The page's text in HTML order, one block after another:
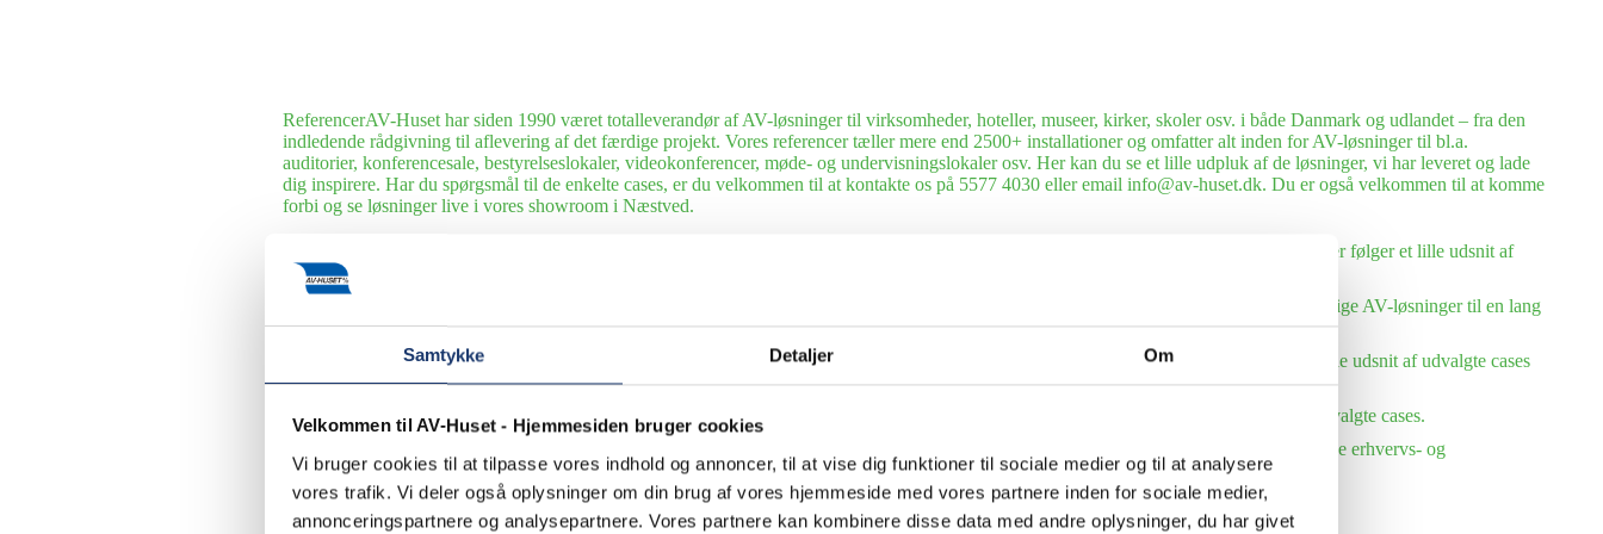
Samtykke Detaljer Om
Velkommen til AV-Huset - Hjemmesiden bruger cookies
Vi bruger cookies til at tilpasse vores indhold og annoncer, til at vise dig funktioner til sociale medier og til at analysere
vores trafik. Vi deler også oplysninger om din brug af vores hjemmeside med vores partnere inden for sociale medier,
annonceringspartnere og analysepartnere. Vores partnere kan kombinere disse data med andre oplysninger, du har givet
ReferencerAV-Huset har siden 1990 været totalleverandør af AV-løsninger til virksomheder, hoteller, museer, kirker, skoler osv. i både Danmark og udlandet – fra den
indledende rådgivning til aflevering af det færdige projekt. Vores referencer tæller mere end 2500+ installationer og omfatter alt inden for AV-løsninger til bl.a.
auditorier, konferencesale, bestyrelseslokaler, videokonferencer, møde- og undervisningslokaler osv. Her kan du se et lille udpluk af de løsninger, vi har leveret og lade
dig inspirere. Har du spørgsmål til de enkelte cases, er du velkommen til at kontakte os på 5577 4030 eller email info@av-huset.dk. Du er også velkommen til at komme
forbi og se løsninger live i vores showroom i Næstved.
Siden 1990 har AV-Huset leveret og installeret mange forskellige AV-løsninger til en lang række hoteller, hostels og kursuscentre. Her følger et lille udsnit af
udvalgte cases.
Vi leverer teknikken til gode oplevelser. Siden 1990 har AV-Huset leveret og installeret mange forskellige AV-løsninger til en lang
række museer, udstillinger og sportsklubber. Her kan du gå på opdagelse i udvalgte cases.
Siden 1990 har AV-Huset leveret og installeret mange forskellige AV-løsninger til en lang række små og store virksomheder. Se et lille udsnit af udvalgte cases
om driftssikre kommunikationsløsninger til erhvervslivet.
Export
AV-Huset har leveret og installeret mange forskellige AV-løsninger til en lang række kunder i udlandet. Her følger et lille udsnit af udvalgte cases.
I AV-Huset klarer vi alle slags udlejningsopgaver fra store events til små arrangementer. Siden 1990 har vi udlejet AV-udstyr til både erhvervs- og
privatkunder. Her følger et lille udsnit af udvalgte cases.